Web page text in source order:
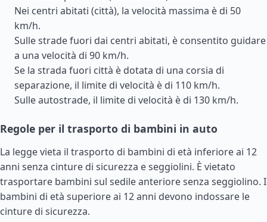
Nei centri abitati (città), la velocità massima è di 50
km/h.
Sulle strade fuori dai centri abitati, è consentito guidare
a una velocità di 90 km/h.
Se la strada fuori città è dotata di una corsia di
separazione, il limite di velocità è di 110 km/h.
Sulle autostrade, il limite di velocità è di 130 km/h.
Regole per il trasporto di bambini in auto
La legge vieta il trasporto di bambini di età inferiore ai 12
anni senza cinture di sicurezza e seggiolini. È vietato
trasportare bambini sul sedile anteriore senza seggiolino. I
bambini di età superiore ai 12 anni devono indossare le
cinture di sicurezza.